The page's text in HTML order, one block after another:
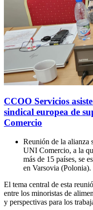
CCOO Servicios
sindical europea de
Comercio
Reunión de la alianza
UNI Comercio, a la
más de 15 países, se
en Varsovia (Polonia).
El tema central de esta
entre los minoristas de
y perspectivas para los